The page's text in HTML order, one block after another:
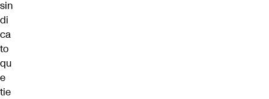
sin
di
ca
to
qu
e
tie